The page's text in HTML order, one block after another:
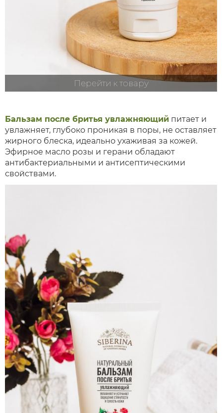
Перейти к товару
Бальзам после бритья увлажняющий питает и
увлажняет, глубоко проникая в поры, не оставляет
жирного блеска, идеально ухаживая за кожей.
Эфирное масло розы и герани обладают
антибактериальными и антисептическими
свойствами.